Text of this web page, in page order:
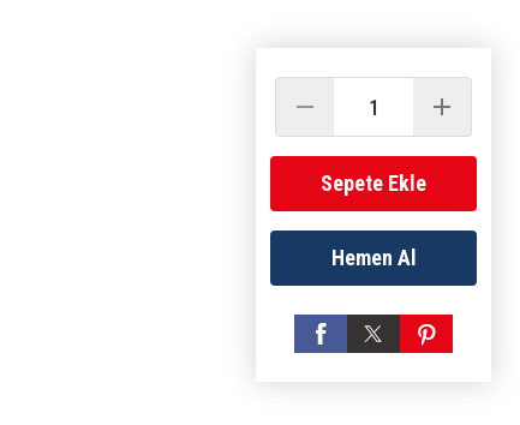
Sepete Ekle
Hemen Al